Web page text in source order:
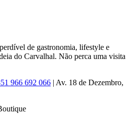
de gastronomia, lifestyle e
do Carvalhal. Não perca uma visita
966 692 066 | Av. 18 de Dezembro,